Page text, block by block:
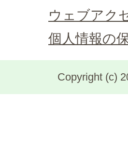
ウェブアク
個人情報の
Copyright (c)